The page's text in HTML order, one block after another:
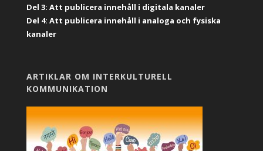
Del 3: Att publicera innehåll i digitala kanaler
Del 4: Att publicera innehåll i analoga och fysiska
kanaler
ARTIKLAR OM INTERKULTURELL
KOMMUNIKATION